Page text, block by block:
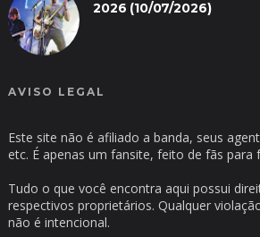
2026 (10/07/2026)
AVISO LEGAL
Este site não é afiliado a banda, seus
etc. É apenas um fansite, feito de fãs para
Tudo o que você encontra aqui possui
respectivos proprietários. Qualquer
não é intencional.